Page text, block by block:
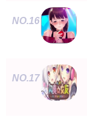
NO.16
NO.17